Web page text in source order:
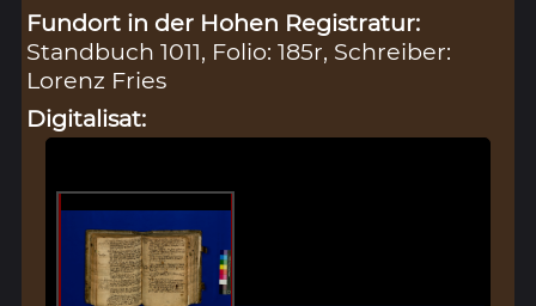
Fundort in der Hohen Registratur:
Standbuch 1011, Folio: 185r, Schreiber:
Lorenz Fries
Digitalisat: